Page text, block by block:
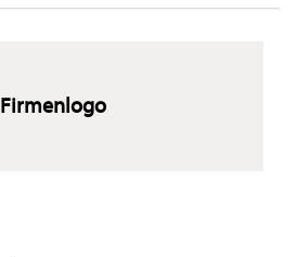
Firmenlogo